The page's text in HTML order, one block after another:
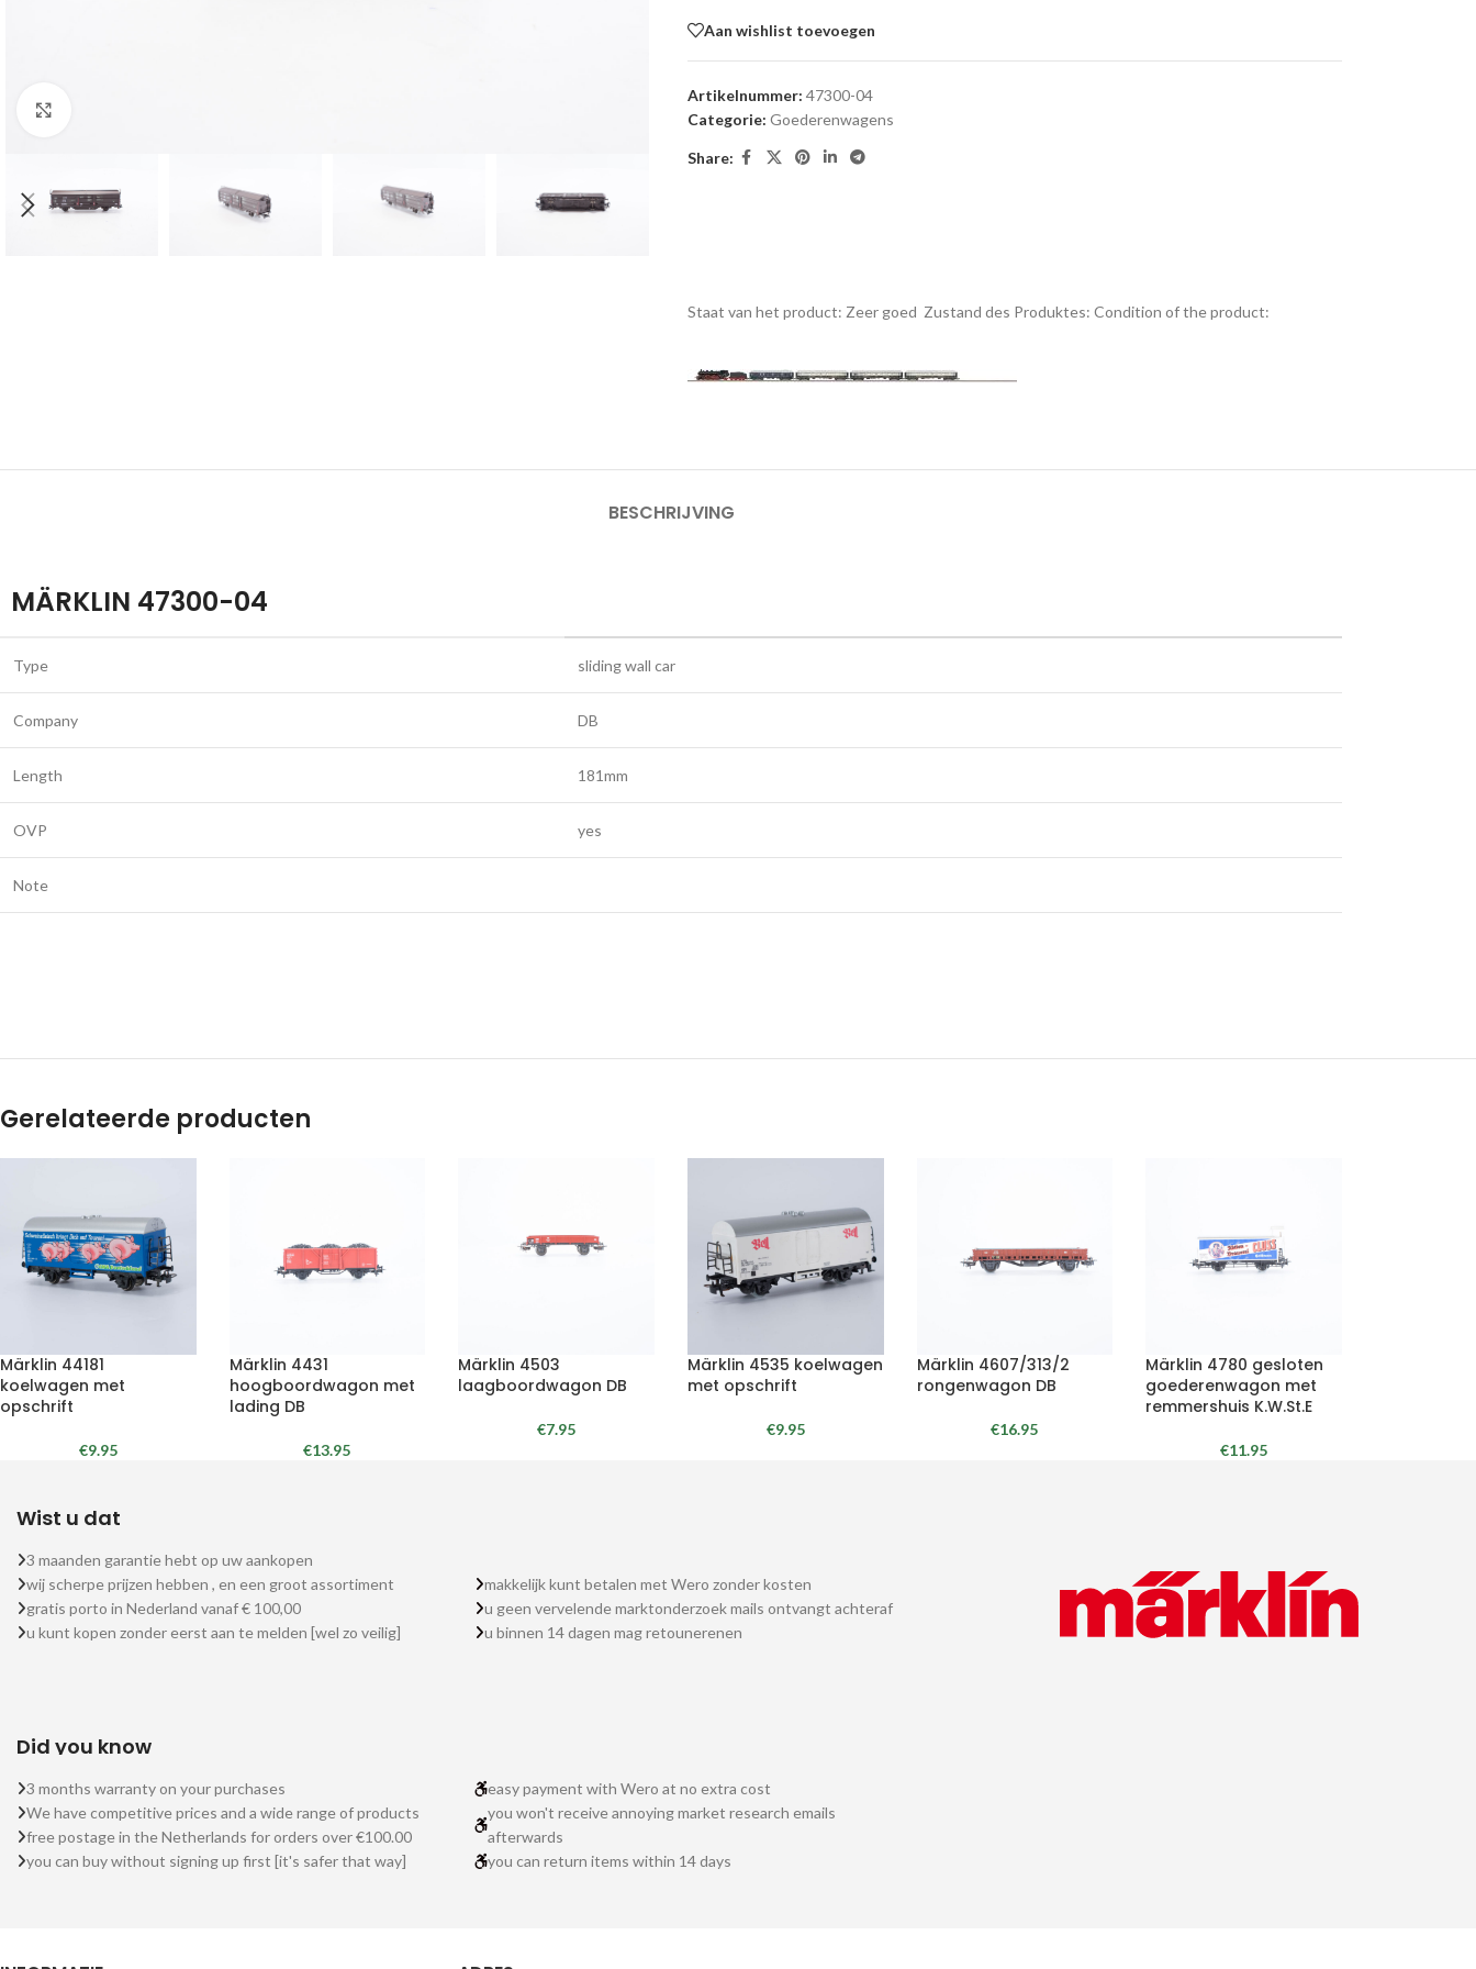
Aan wishlist toevoegen
Artikelnummer: 47300-04
Categorie: Goederenwagens
Share:
Staat van het product: Zeer goed Zustand des Produktes: Condition of the product:
BESCHRIJVING
MÄRKLIN 47300-04
Type sliding wall car
Company DB
Length 181mm
OVP yes
Note
Gerelateerde producten
Märklin 44181
koelwagen met
opschrift
€9.95
Märklin 4431
hoogboordwagon met
lading DB
€13.95
Märklin 4503
laagboordwagon DB
€7.95
Märklin 4535 koelwagen
met opschrift
€9.95
Märklin 4607/313/2
rongenwagon DB
€16.95
Märklin 4780 gesloten
goederenwagon met
remmershuis K.W.St.E
€11.95
Wist u dat
3 maanden garantie hebt op uw aankopen
wij scherpe prijzen hebben , en een groot assortiment
gratis porto in Nederland vanaf € 100,00
u kunt kopen zonder eerst aan te melden [wel zo veilig]
makkelijk kunt betalen met Wero zonder kosten
u geen vervelende marktonderzoek mails ontvangt achteraf
u binnen 14 dagen mag retounerenen
Did you know
3 months warranty on your purchases
We have competitive prices and a wide range of products
free postage in the Netherlands for orders over €100.00
you can buy without signing up first [it's safer that way]
easy payment with Wero at no extra cost
you won't receive annoying market research emails
afterwards
you can return items within 14 days